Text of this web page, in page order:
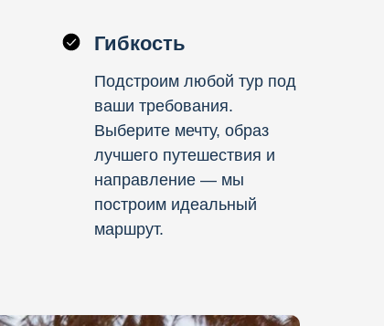
Гибкость
Подстроим любой тур под
ваши требования.
Выберите мечту, образ
лучшего путешествия и
направление — мы
построим идеальный
маршрут.